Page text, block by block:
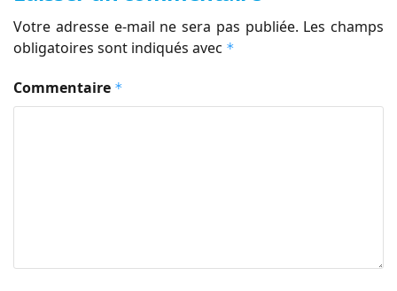
Votre adresse e-mail ne sera pas publiée. Les champs
obligatoires sont indiqués avec *
Commentaire *